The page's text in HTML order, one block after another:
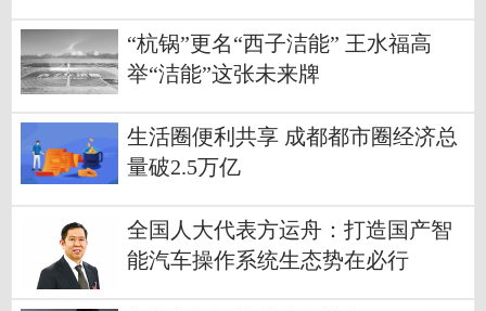
“杭锅”更名“西子洁能” 王水福高
举“洁能”这张未来牌
生活圈便利共享 成都都市圈经济总
量破2.5万亿
全国人大代表方运舟：打造国产智
能汽车操作系统生态势在必行